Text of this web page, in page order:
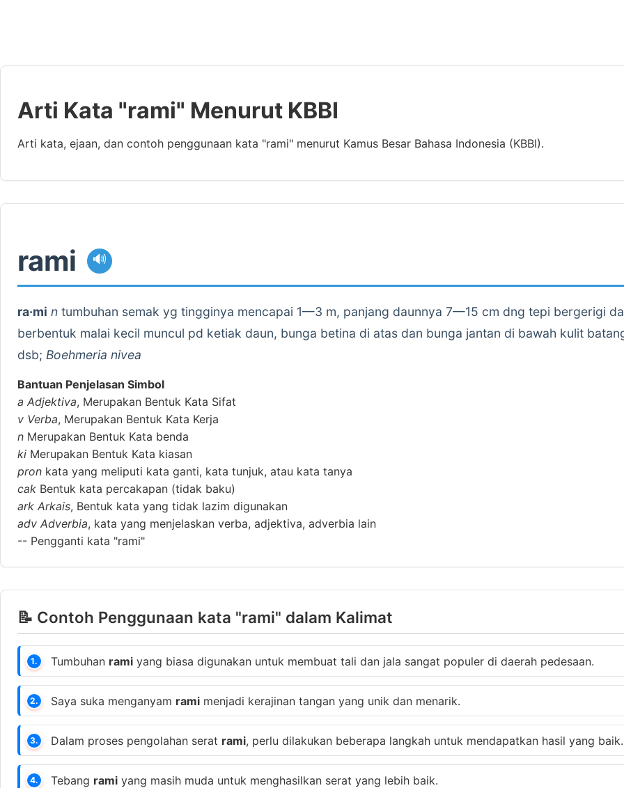
Arti Kata "rami" Menurut KBBI
Arti kata, ejaan, dan contoh penggunaan kata "rami" menurut Kamus Besar Bahasa Indonesia (KBBI).
rami 🔊
ra·mi n tumbuhan semak yg tingginya mencapai 1—3 m, panjang daunnya 7—15 cm dng tepi bergerigi
berbentuk malai kecil muncul pd ketiak daun, bunga betina di atas dan bunga jantan di bawah kulit
dsb; Boehmeria nivea
Bantuan Penjelasan Simbol
a Adjektiva, Merupakan Bentuk Kata Sifat
v Verba, Merupakan Bentuk Kata Kerja
n Merupakan Bentuk Kata benda
ki Merupakan Bentuk Kata kiasan
pron kata yang meliputi kata ganti, kata tunjuk, atau kata tanya
cak Bentuk kata percakapan (tidak baku)
ark Arkais, Bentuk kata yang tidak lazim digunakan
adv Adverbia, kata yang menjelaskan verba, adjektiva, adverbia lain
-- Pengganti kata "rami"
📝 Contoh Penggunaan kata "rami" dalam Kalimat
1. Tumbuhan rami yang biasa digunakan untuk membuat tali dan jala sangat populer di daerah pedesaan.
2. Saya suka menganyam rami menjadi kerajinan tangan yang unik dan menarik.
3. Dalam proses pengolahan serat rami, perlu dilakukan beberapa langkah untuk mendapatkan hasil yang baik.
4. Tebang rami yang masih muda untuk menghasilkan serat yang lebih baik.